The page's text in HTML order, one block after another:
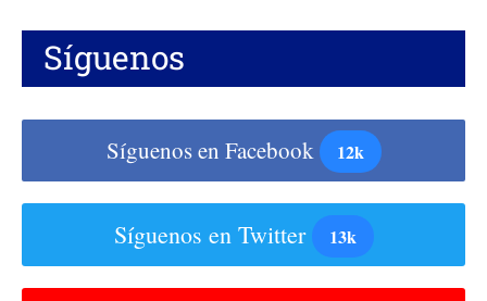
Síguenos
Síguenos en Facebook 12k
Síguenos en Twitter 13k